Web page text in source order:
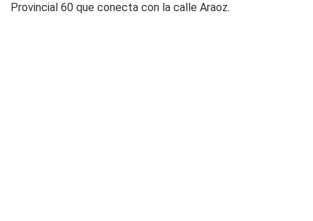
Provincial 60 que conecta con la calle Araoz.